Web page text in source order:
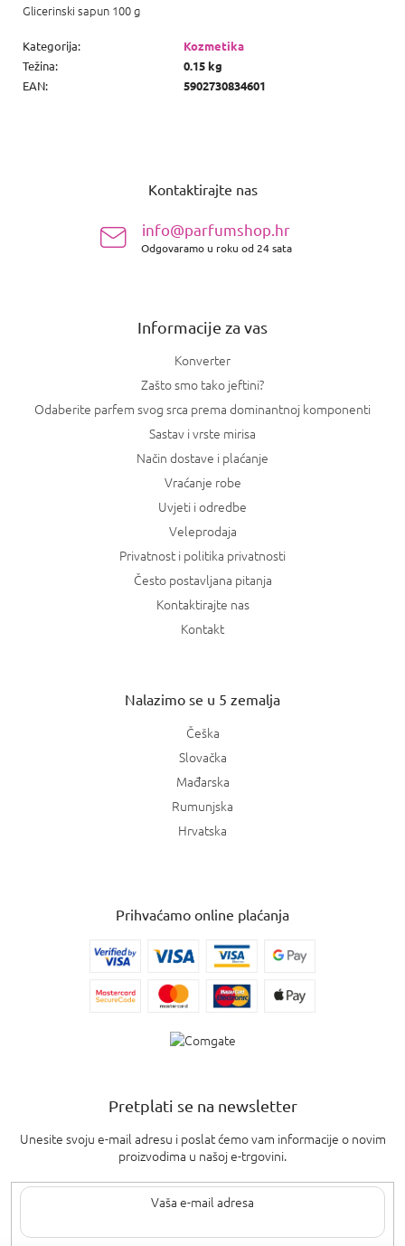
Glicerinski sapun 100 g
Kategorija:
Kozmetika
Težina:
0.15 kg
EAN: 5902730834601
Kontaktirajte nas
info@parfumshop.hr
Odgovaramo u roku od 24 sata
Informacije za vas
Konverter
Zašto smo tako jeftini?
Odaberite parfem svog srca prema dominantnoj komponenti
Sastav i vrste mirisa
Način dostave i plaćanje
Vraćanje robe
Uvjeti i odredbe
Veleprodaja
Privatnost i politika privatnosti
Često postavljana pitanja
Kontaktirajte nas
Kontakt
Nalazimo se u 5 zemalja
Češka
Slovačka
Mađarska
Rumunjska
Hrvatska
Prihvaćamo online plaćanja
Pretplati se na newsletter
Unesite svoju e-mail adresu i poslat ćemo vam informacije o novim
proizvodima u našoj e-trgovini.